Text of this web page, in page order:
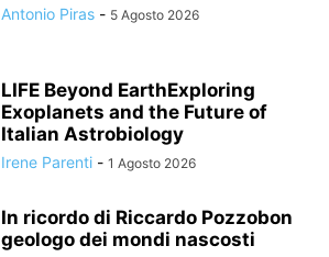
Antonio Piras - 5 Agosto 2026
LIFE Beyond EarthExploring
Exoplanets and the Future of
Italian Astrobiology
Irene Parenti - 1 Agosto 2026
In ricordo di Riccardo Pozzobon
geologo dei mondi nascosti